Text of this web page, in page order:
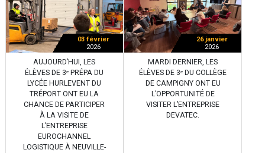
03 février
2026
AUJOURD’HUI, LES
ÉLÈVES DE 3ᵉ PRÉPA DU
LYCÉE HURLEVENT DU
TRÉPORT ONT EU LA
CHANCE DE PARTICIPER
À LA VISITE DE
L’ENTREPRISE
EUROCHANNEL
LOGISTIQUE À NEUVILLE-
26 janvier
2026
MARDI DERNIER, LES
ÉLÈVES DE 3ᵉ DU COLLÈGE
DE CAMPIGNY ONT EU
L’OPPORTUNITÉ DE
VISITER L’ENTREPRISE
DEVATEC.